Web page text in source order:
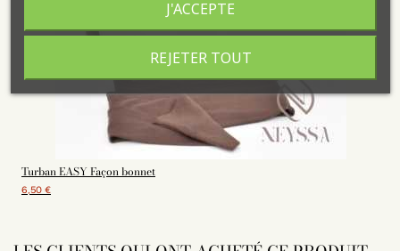
Turban EASY Façon bonnet
6,50 €
REJETER TOUT
J'ACCEPTE